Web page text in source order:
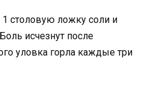
столовую ложку соли и
исчезнут после
уловка горла каждые три